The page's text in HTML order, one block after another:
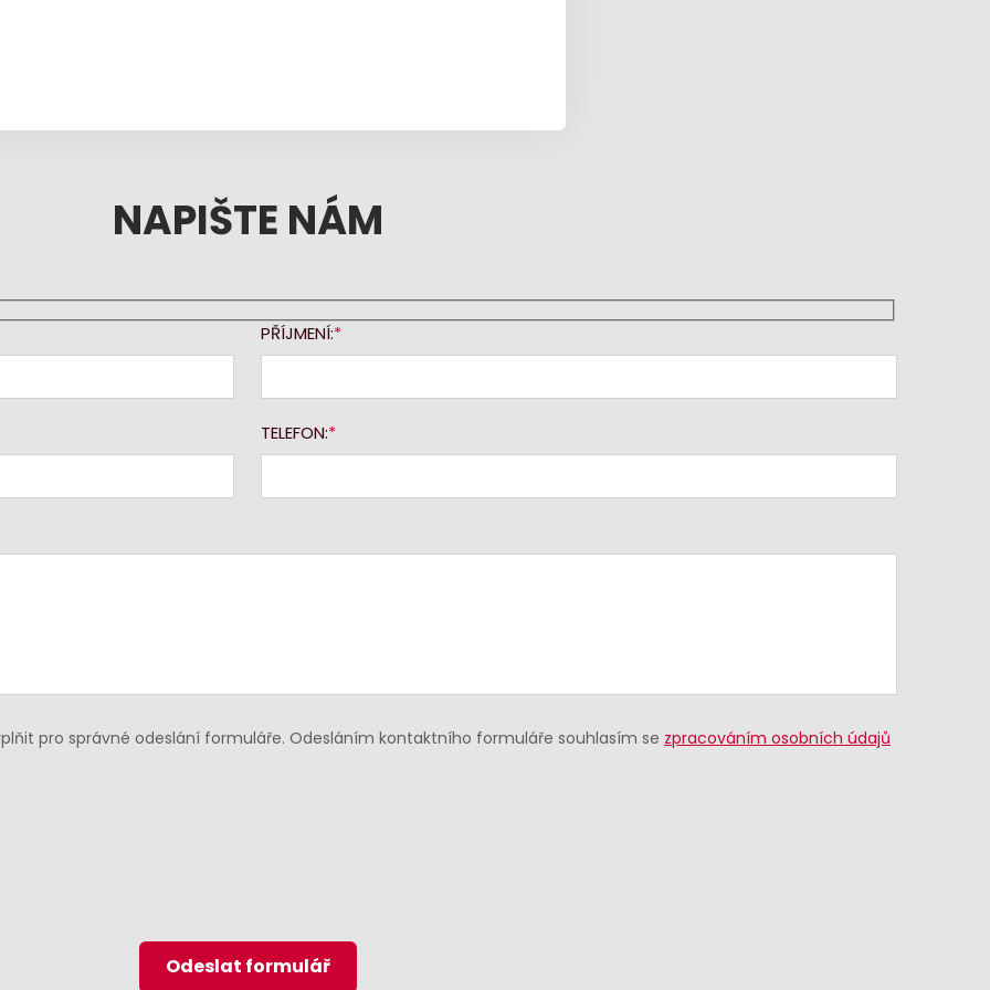
NAPIŠTE NÁM
PŘÍJMENÍ:
TELEFON:
pro správné odeslání formuláře. Odesláním kontaktního formuláře souhlasím se zpracováním osobních údajů
Odeslat formulář